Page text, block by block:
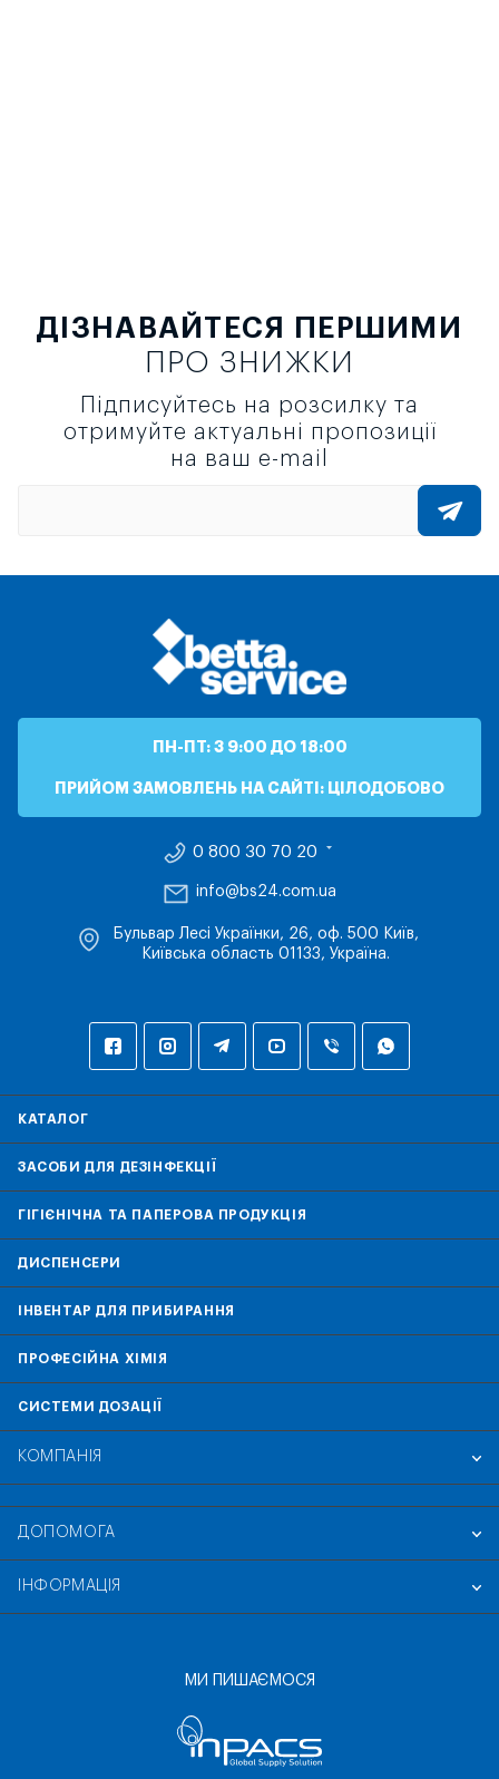
ДІЗНАВАЙТЕСЯ ПЕРШИМИ
ПРО ЗНИЖКИ
Підписуйтесь на розсилку та
отримуйте актуальні пропозиції
на ваш e-mail
ПН-ПТ: З 9:00 ДО 18:00
ПРИЙОМ ЗАМОВЛЕНЬ НА САЙТІ: ЦІЛОДОБОВО
0 800 30 70 20
info@bs24.com.ua
Бульвар Лесі Українки, 26, оф. 500 Київ,
Київська область 01133, Україна.
КАТАЛОГ
ЗАСОБИ ДЛЯ ДЕЗІНФЕКЦІЇ
ГІГІЄНІЧНА ТА ПАПЕРОВА ПРОДУКЦІЯ
ДИСПЕНСЕРИ
ІНВЕНТАР ДЛЯ ПРИБИРАННЯ
ПРОФЕСІЙНА ХІМІЯ
СИСТЕМИ ДОЗАЦІЇ
КОМПАНІЯ
ДОПОМОГА
ІНФОРМАЦІЯ
МИ ПИШАЄМОСЯ